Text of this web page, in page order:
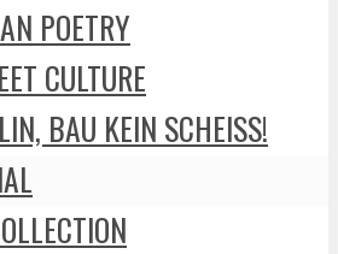
POETRY
CULTURE
BAU KEIN SCHEISS!